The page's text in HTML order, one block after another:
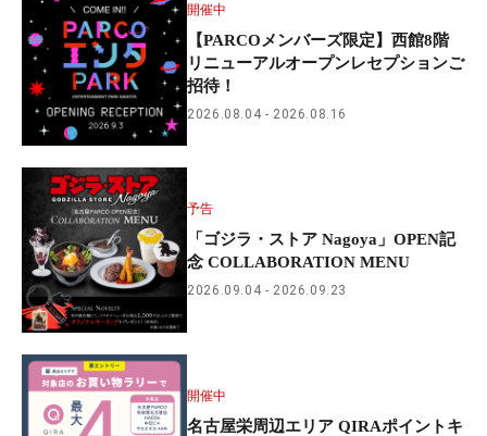
開催中
【PARCOメンバーズ限定】西館8階
リニューアルオープンレセプションご
招待！
2026.08.04 2026.08.16
予告
「ゴジラ・ストア Nagoya」OPEN記
念 COLLABORATION MENU
2026.09.04 2026.09.23
開催中
名古屋栄周辺エリア QIRAポイントキ